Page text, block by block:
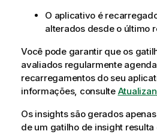
O aplicativo é
alterados desde o último
Você pode garantir que os
avaliados regularmente
recarregamentos do seu
informações, consulte
Os insights são gerados
de um gatilho de insight